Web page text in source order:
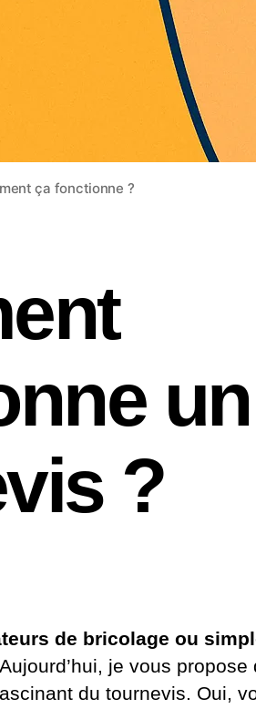
ça fonctionne ?
un
?
de bricolage ou
Aujourd’hui, je vous propose
du tournevis. Oui,